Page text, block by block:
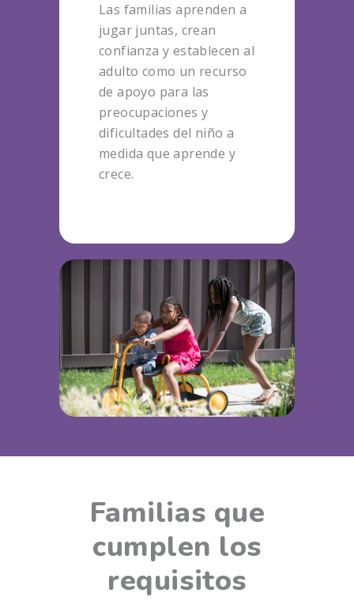
Las familias aprenden a
jugar juntas, crean
confianza y establecen al
adulto como un recurso
de apoyo para las
preocupaciones y
dificultades del niño a
medida que aprende y
crece.
Familias que
cumplen los
requisitos